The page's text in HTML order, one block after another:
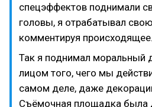
спецэффектов поднимали
головы, я отрабатывал
комментируя происходящее.
Так я поднимал моральный
лицом того, чего мы
самом деле, даже
Съёмочная площадка была